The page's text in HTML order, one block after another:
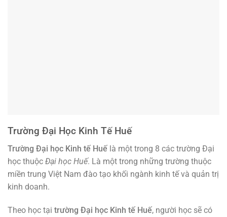
Trường Đại Học Kinh Tế Huế
Trường Đại học Kinh tế Huế là một trong 8 các trường Đại
học thuộc Đại học Huế. Là một trong những trường thuộc
miền trung Việt Nam đào tạo khối ngành kinh tế và quản trị
kinh doanh.
Theo học tại trường Đại học Kinh tế Huế, người học sẽ có